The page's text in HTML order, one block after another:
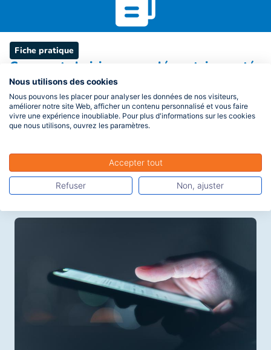
Fiche pratique
Comment choisir sa complémentaire santé
?
Lorsque vous avez des dépenses de santé, l’assurance maladie
obligatoire (la « Sécurité sociale ») ne rembourse pas tout. Votre
complémentaire santé intervient en complément des
remboursements de l‘assurance maladie obligatoire pour vous
que celles‐ci soient liées à une maladie, un accident ou une
maternité.
Lire la suite
Nous utilisons des cookies
Nous pouvons les placer pour analyser les données de nos visiteurs,
améliorer notre site Web, afficher un contenu personnalisé et vous faire
vivre une expérience inoubliable. Pour plus d'informations sur les cookies
que nous utilisons, ouvrez les paramètres.
Accepter tout
Refuser Non, ajuster